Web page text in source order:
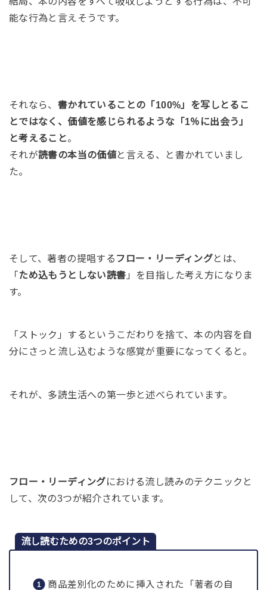
能な行為と言えそうです。
それなら、 書かれていることの「100%」を写しとるこ
とではなく、価値を感じられるような「1％に出会う」
と考えること。
それが読書の本当の価値と言える、と書かれていまし
た。
そして、著者の提唱する フロー・リーディングとは、
「 ため込もうとしない読書 」を目指した考え方になりま
す。
「ストック」するというこだわりを捨て、本の内容を自
分にさっと流し込むような感覚が重要になってくると。
それが、多読生活への第一歩と述べられています。
フロー・リーディングにおける流し読みのテクニックと
して、次の3つが紹介されています。
流し読むための3つのポイント
商品差別化のために挿入された「著者の自